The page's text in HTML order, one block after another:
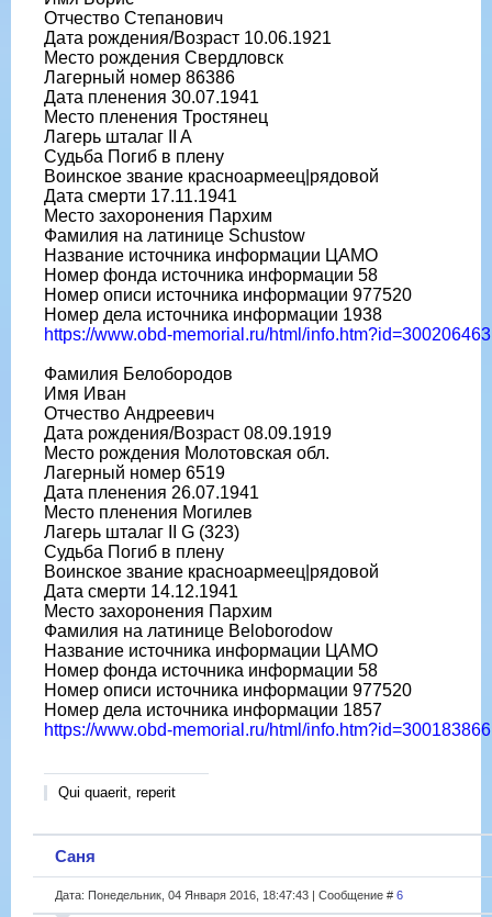
Отчество Степанович
Дата рождения/Возраст 10.06.1921
Место рождения Свердловск
Лагерный номер 86386
Дата пленения 30.07.1941
Место пленения Тростянец
Лагерь шталаг II A
Судьба Погиб в плену
Воинское звание красноармеец|рядовой
Дата смерти 17.11.1941
Место захоронения Пархим
Фамилия на латинице Schustow
Название источника информации ЦАМО
Номер фонда источника информации 58
Номер описи источника информации 977520
Номер дела источника информации 1938
https://www.obd-memorial.ru/html/info.htm?id=300206463
Фамилия Белобородов
Имя Иван
Отчество Андреевич
Дата рождения/Возраст 08.09.1919
Место рождения Молотовская обл.
Лагерный номер 6519
Дата пленения 26.07.1941
Место пленения Могилев
Лагерь шталаг II G (323)
Судьба Погиб в плену
Воинское звание красноармеец|рядовой
Дата смерти 14.12.1941
Место захоронения Пархим
Фамилия на латинице Beloborodow
Название источника информации ЦАМО
Номер фонда источника информации 58
Номер описи источника информации 977520
Номер дела источника информации 1857
https://www.obd-memorial.ru/html/info.htm?id=300183866
Qui quaerit, reperit
Саня
Дата: Понедельник, 04 Января 2016, 18:47:43 | Сообщение # 6